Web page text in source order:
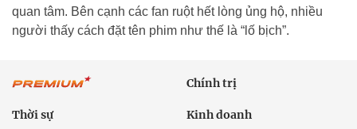
quan tâm. Bên cạnh các fan ruột hết lòng ủng hộ, nhiều
người thấy cách đặt tên phim như thế là “lố bịch”.
Chính trị
Thời sự Kinh doanh